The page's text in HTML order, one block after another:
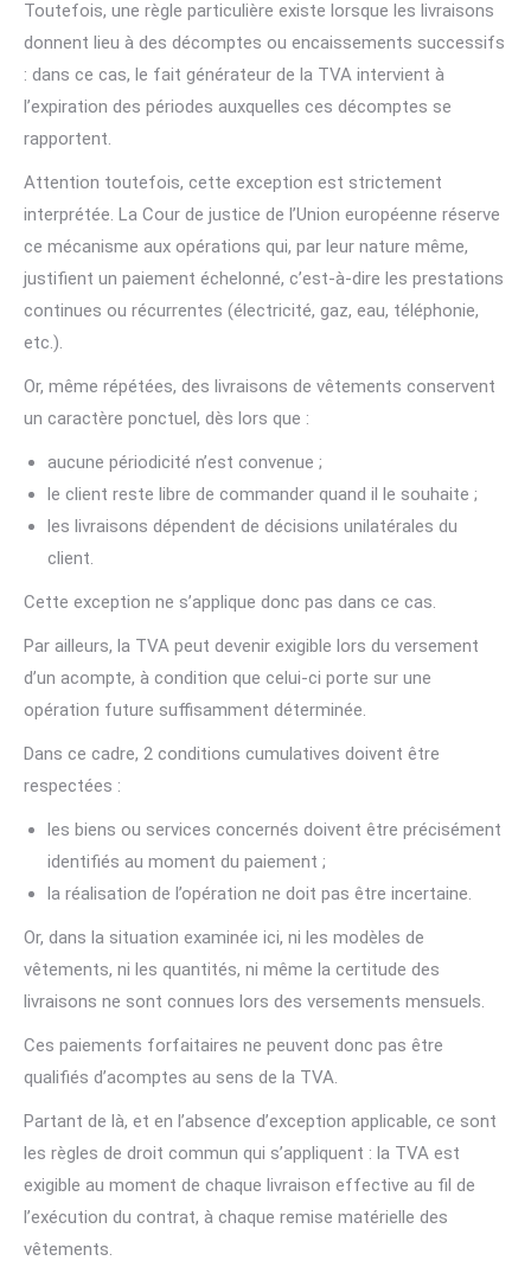
Toutefois, une règle particulière existe lorsque les livraisons
donnent lieu à des décomptes ou encaissements successifs
: dans ce cas, le fait générateur de la TVA intervient à
l’expiration des périodes auxquelles ces décomptes se
rapportent.
Attention toutefois, cette exception est strictement
interprétée. La Cour de justice de l’Union européenne réserve
ce mécanisme aux opérations qui, par leur nature même,
justifient un paiement échelonné, c’est-à-dire les prestations
continues ou récurrentes (électricité, gaz, eau, téléphonie,
etc.).
Or, même répétées, des livraisons de vêtements conservent
un caractère ponctuel, dès lors que :
aucune périodicité n’est convenue ;
le client reste libre de commander quand il le souhaite ;
les livraisons dépendent de décisions unilatérales du
client.
Cette exception ne s’applique donc pas dans ce cas.
Par ailleurs, la TVA peut devenir exigible lors du versement
d’un acompte, à condition que celui-ci porte sur une
opération future suffisamment déterminée.
Dans ce cadre, 2 conditions cumulatives doivent être
respectées :
les biens ou services concernés doivent être précisément
identifiés au moment du paiement ;
la réalisation de l’opération ne doit pas être incertaine.
Or, dans la situation examinée ici, ni les modèles de
vêtements, ni les quantités, ni même la certitude des
livraisons ne sont connues lors des versements mensuels.
Ces paiements forfaitaires ne peuvent donc pas être
qualifiés d’acomptes au sens de la TVA.
Partant de là, et en l’absence d’exception applicable, ce sont
les règles de droit commun qui s’appliquent : la TVA est
exigible au moment de chaque livraison effective au fil de
l’exécution du contrat, à chaque remise matérielle des
vêtements.